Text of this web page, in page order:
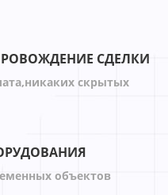
СДЕЛКИ
скрытых
объектов